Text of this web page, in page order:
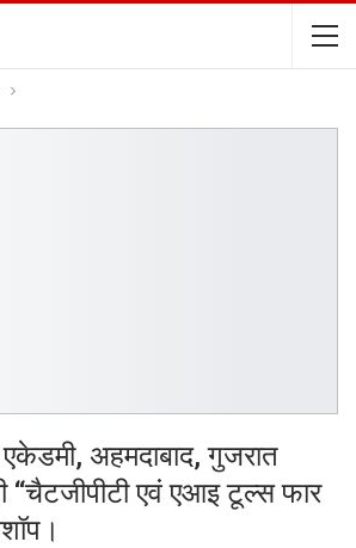
एकेडमी, अहमदाबाद, गुजरात
“चैटजीपीटी एवं एआइ टूल्स फार